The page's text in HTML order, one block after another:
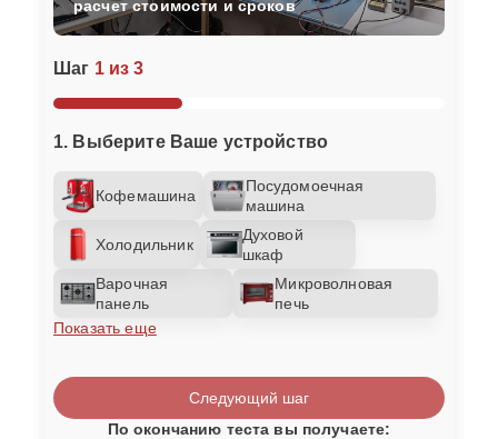
Шаг 1 из 3
1. Выберите Ваше устройство
Кофемашина
Посудомоечная
машина
Холодильник
Духовой
шкаф
Варочная
панель
Микроволновая
печь
Показать еще
расчет стоимости и сроков
Следующий шаг
По окончанию теста вы получаете: